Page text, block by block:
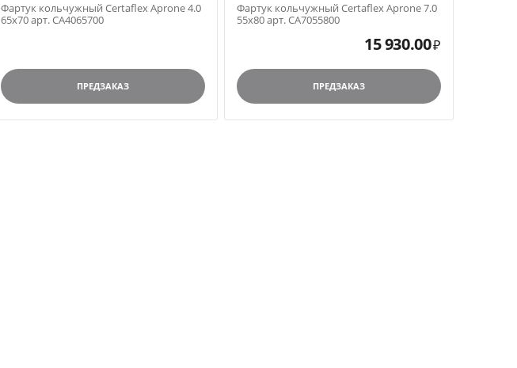
Фартук кольчужный Certaflex Aprone 4.0
65х70 арт. CA4065700
ПРЕДЗАКАЗ
Фартук кольчужный Certaflex Aprone 7.0
55х80 арт. CA7055800
15 930.00₽
ПРЕДЗАКАЗ